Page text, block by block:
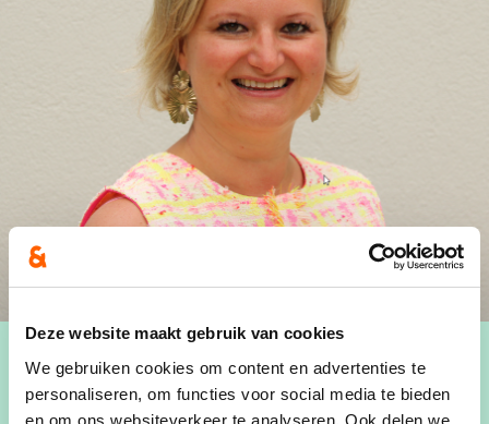
Deze website maakt gebruik van cookies
We gebruiken cookies om content en advertenties te
personaliseren, om functies voor social media te bieden
en om ons websiteverkeer te analyseren. Ook delen we